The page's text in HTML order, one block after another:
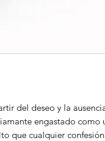
del deseo y la
engastado como
que cualquier